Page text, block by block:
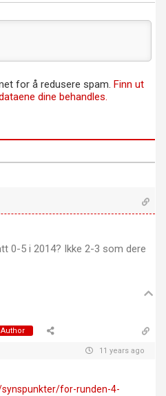
for å redusere spam. Finn ut
dine behandles.
0-5 i 2014? Ikke 2-3 som dere
Author
11 years ago
for-runden-4-